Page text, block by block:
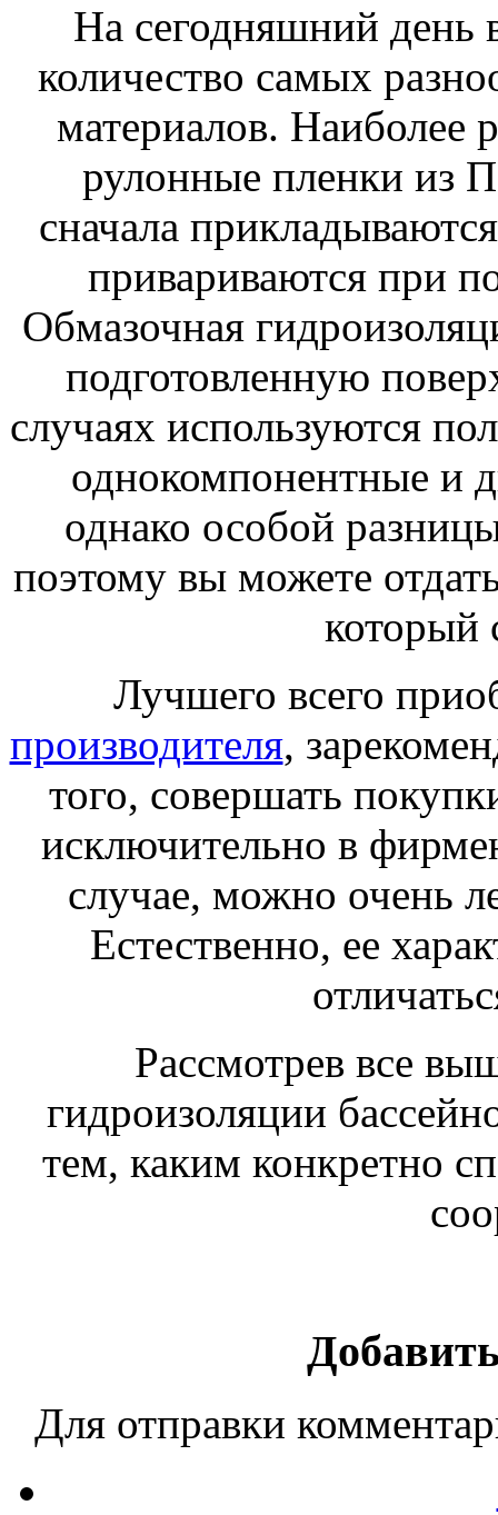
На сегодняшний день
количество самых
материалов. Наиболее
рулонные пленки из
сначала
привариваются при
Обмазочная
подготовленную
случаях используются
однокомпонентные и
однако особой
поэтому вы можете
который
Лучшего всего
производителя,
того, совершать
исключительно в
случае, можно очень
Естественно, ее
Рассмотрев все
гидроизоляции
тем, каким конкретно
Для отправки